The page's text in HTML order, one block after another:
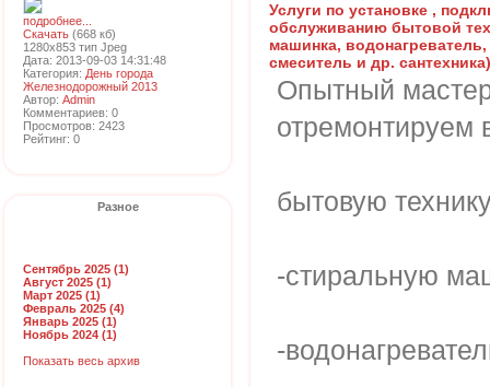
подробнее...
Скачать (668 кб)
1280x853 тип Jpeg
Дата: 2013-09-03 14:31:48
Категория: День города
Железнодорожный 2013
Автор: Admin
Комментариев: 0
Просмотров: 2423
Рейтинг: 0
Разное
Сентябрь 2025 (1)
Август 2025 (1)
Март 2025 (1)
Февраль 2025 (4)
Январь 2025 (1)
Ноябрь 2024 (1)
Показать весь архив
Услуги по установке ,
обслуживанию бытовой
машинка,
смеситель и др. сантехника)
Опытный
отремонтируем
бытовую
-стиральную
-